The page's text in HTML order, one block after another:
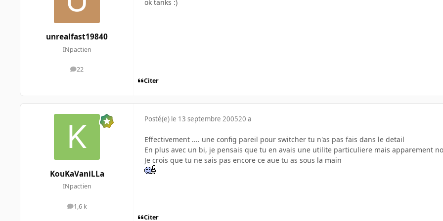
unrealfast19840
INpactien
22
messages
ok tanks :)
Citer
KouKaVaniLLa
INpactien
1,6 k
messages
Posté(e) le 13 septembre 200520 a
Effectivement .... une config pareil pour switcher tu n'as pas fais dans le detail
En plus avec un bi, je pensais que tu en avais une utilite particuliere mais apparement
Je crois que tu ne sais pas encore ce aue tu as sous la main
Citer